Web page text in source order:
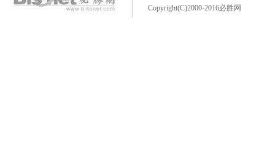
Copyright(C)2000-2016必胜网